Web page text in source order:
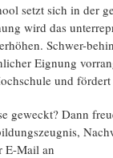
setzt sich in der
wird das
Schwer-
Eignung
und
geweckt? Dann
E-Mail an